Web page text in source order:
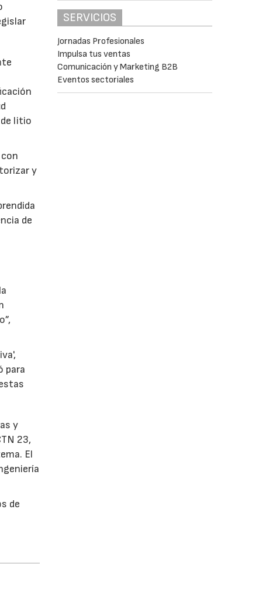
litio
y
de
para
y
23,
El
de
SERVICIOS
Jornadas Profesionales
Impulsa tus ventas
Comunicación y Marketing B2B
Eventos sectoriales